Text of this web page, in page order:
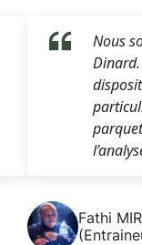
Nous
Fathi